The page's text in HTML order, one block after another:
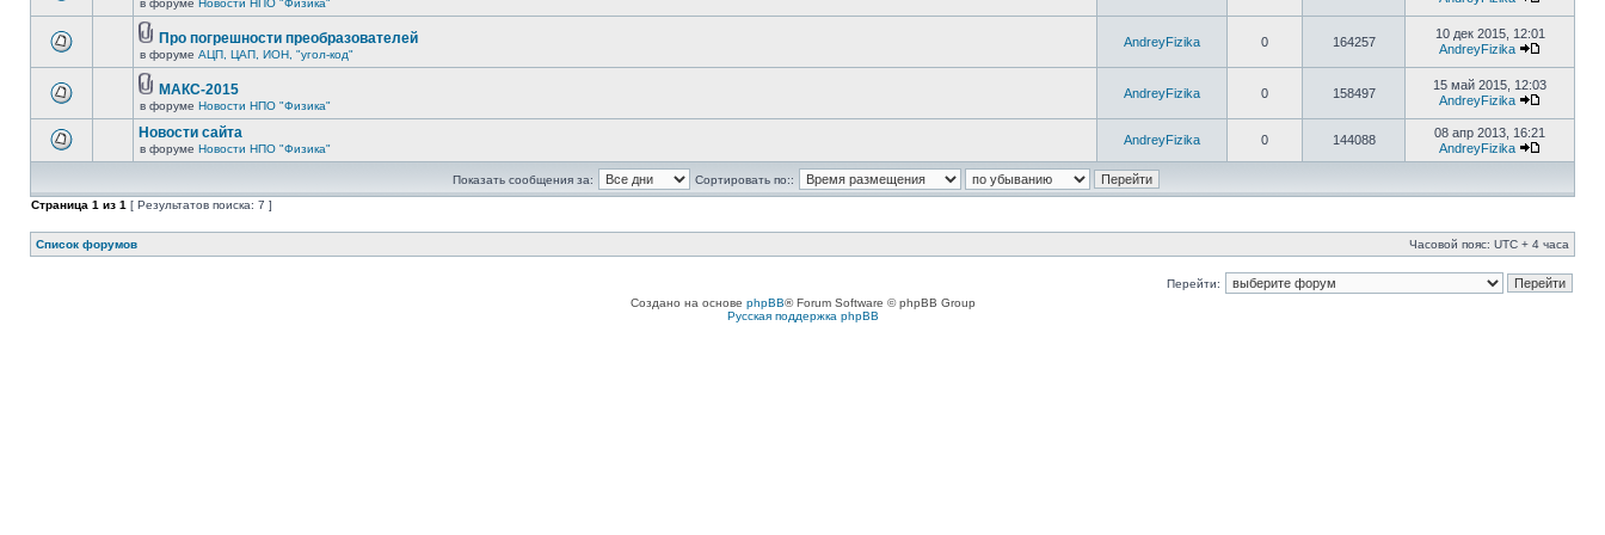
в форуме Новости НПО "Физика"
Про погрешности преобразователей
в форуме АЦП, ЦАП, ИОН, "угол-код"
AndreyFizika 0 164257
10 дек 2015, 12:01
AndreyFizika
МАКС-2015
в форуме Новости НПО "Физика"
AndreyFizika 0 158497
15 май 2015, 12:03
AndreyFizika
Новости сайта
в форуме Новости НПО "Физика"
AndreyFizika 0 144088
08 апр 2013, 16:21
AndreyFizika
Показать сообщения за:
Сортировать по::
Страница 1 из 1 [ Результатов поиска: 7 ]
Список форумов Часовой пояс: UTC + 4 часа
Перейти:
Создано на основе phpBB® Forum Software © phpBB Group
Русская поддержка phpBB